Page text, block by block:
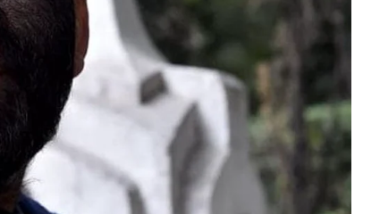
പുതിയ പരമോന്നത നേതാവായി
കോമയിലാണെന്ന തരത്തിലുള്ള
പീറ്റ് ഹെഗ്സെത് തുടങ്ങിയ പ്രമുഖ യുഎസ്
പ്രതിസന്ധിയിലാക്കിയ യുദ്ധത്തിന്
യുഎസ് പ്രസിഡന്റ് ഡൊണാൾഡ് ട്രംപും
ചരിത്രപരമായ സമാധാന
ദീർഘകാല സമാധാന ചർച്ചകൾ നിലവിൽ